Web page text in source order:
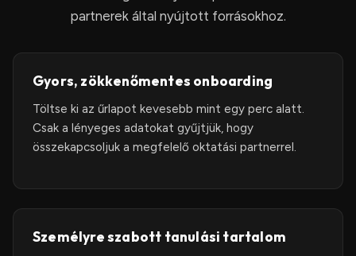
partnerek által nyújtott forrásokhoz.
Gyors, zökkenőmentes onboarding
Töltse ki az űrlapot kevesebb mint egy perc alatt.
Csak a lényeges adatokat gyűjtjük, hogy
összekapcsoljuk a megfelelő oktatási partnerrel.
Személyre szabott tanulási tartalom